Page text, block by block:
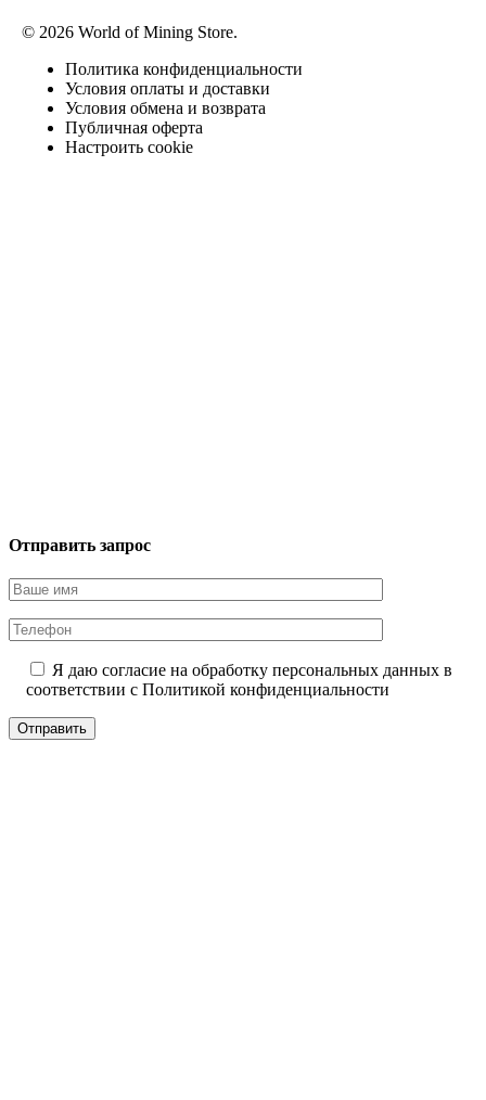
© 2026 World of Mining Store.
Политика конфиденциальности
Условия оплаты и доставки
Условия обмена и возврата
Публичная оферта
Настроить cookie
Отправить запрос
Я даю согласие на обработку персональных данных в
соответствии с Политикой конфиденциальности